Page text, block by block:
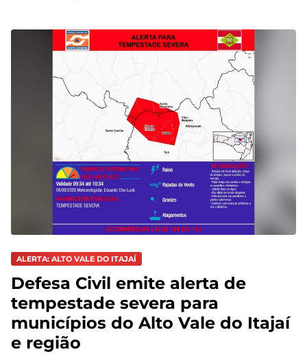
ALERTA: ALTO VALE DO ITAJAÍ
Defesa Civil emite alerta de
tempestade severa para
municípios do Alto Vale do Itajaí
e região